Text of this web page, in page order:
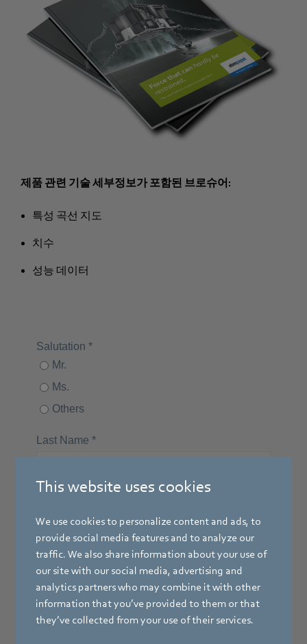
This website uses cookies
We use cookies to personalize content and ads, to
provide social media features and to analyze our
traffic. We also share information about your use of
our site with our social media, advertising and
analytics partners who may combine it with other
information that you’ve provided to them or that
they’ve collected from your use of their services.
제품 관련 기술 세부정보가 포함된 브로슈어:
특성 곡선 지도
치수
성능 데이터